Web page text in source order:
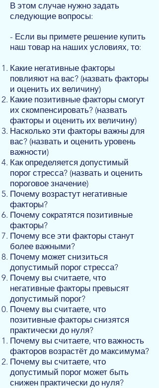
В этом случае нужно задать
следующие вопросы:
- Если вы примете решение купить
наш товар на наших условиях, то:
Какие негативные факторы
повлияют на вас? (назвать факторы
и оценить их величину)
Какие позитивные факторы смогут
их скомпенсировать? (назвать
факторы и оценить их величину)
Насколько эти факторы важны для
вас? (назвать и оценить уровень
важности)
Как определяется допустимый
порог стресса? (назвать и оценить
пороговое значение)
Почему возрастут негативные
факторы?
Почему сократятся позитивные
факторы?
Почему все эти факторы станут
более важными?
Почему может снизиться
допустимый порог стресса?
Почему вы считаете, что
негативные факторы превысят
допустимый порог?
Почему вы считаете, что
позитивные факторы снизятся
практически до нуля?
Почему вы считаете, что важность
факторов возрастёт до максимума?
Почему вы считаете, что
допустимый порог может быть
снижен практически до нуля?